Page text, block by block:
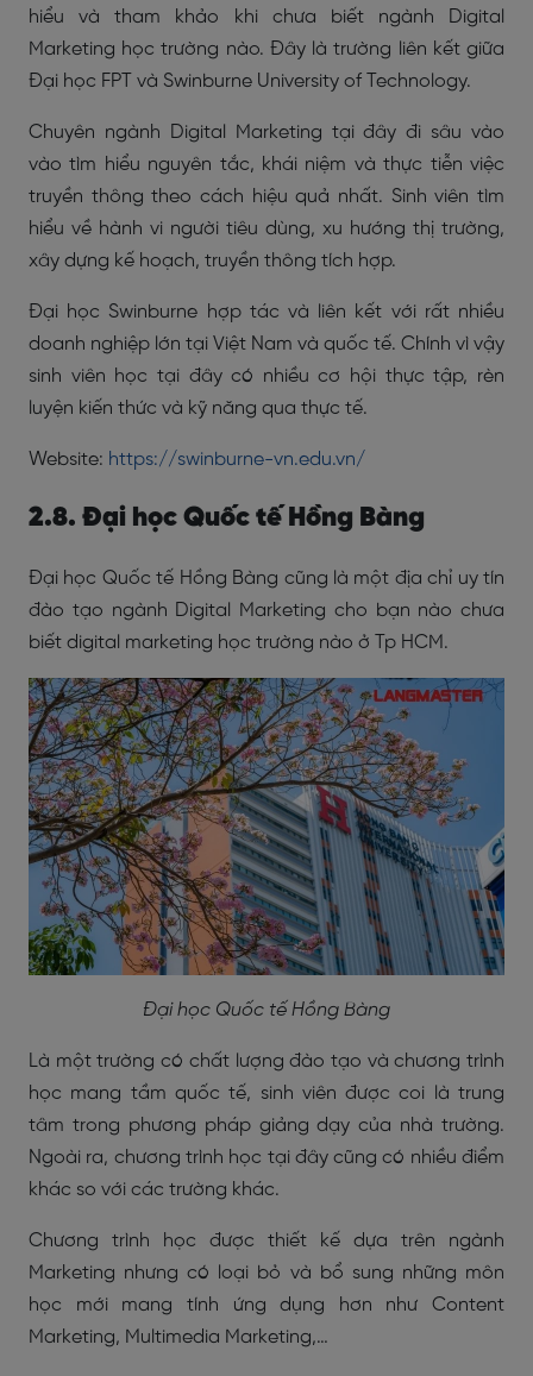
hiểu và tham khảo khi chưa biết ngành Digital
Marketing học trường nào. Đây là trường liên kết giữa
Đại học FPT và Swinburne University of Technology.
Chuyên ngành Digital Marketing tại đây đi sâu vào
vào tìm hiểu nguyên tắc, khái niệm và thực tiễn việc
truyền thông theo cách hiệu quả nhất. Sinh viên tìm
hiểu về hành vi người tiêu dùng, xu hướng thị trường,
xây dựng kế hoạch, truyền thông tích hợp.
Đại học Swinburne hợp tác và liên kết với rất nhiều
doanh nghiệp lớn tại Việt Nam và quốc tế. Chính vì vậy
sinh viên học tại đây có nhiều cơ hội thực tập, rèn
luyện kiến thức và kỹ năng qua thực tế.
Website: https://swinburne-vn.edu.vn/
2.8. Đại học Quốc tế Hồng Bàng
Đại học Quốc tế Hồng Bàng cũng là một địa chỉ uy tín
đào tạo ngành Digital Marketing cho bạn nào chưa
biết digital marketing học trường nào ở Tp HCM.
Đại học Quốc tế Hồng Bàng
Là một trường có chất lượng đào tạo và chương trình
học mang tầm quốc tế, sinh viên được coi là trung
tâm trong phương pháp giảng dạy của nhà trường.
Ngoài ra, chương trình học tại đây cũng có nhiều điểm
khác so với các trường khác.
Chương trình học được thiết kế dựa trên ngành
Marketing nhưng có loại bỏ và bổ sung những môn
học mới mang tính ứng dụng hơn như Content
Marketing, Multimedia Marketing,…